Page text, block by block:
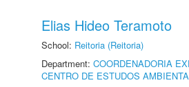
Elias Hideo Teramoto
School: Reitoria (Reitoria)
Department: COORDENADORIA
CENTRO DE ESTUDOS